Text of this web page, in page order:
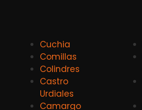
Cuchia
Comillas
Colindres
Castro
Urdiales
Camargo